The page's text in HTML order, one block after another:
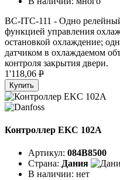
BC-ITC-111 - Одно
функцией управления
остановкой охлаждение;
датчиком в охлаждаемом
контроля закрытия двери.
1'118,06 P
Купить
Контроллер EKC 102A
Артикул: 084B8500
Страна: Дания
В наличии: нет